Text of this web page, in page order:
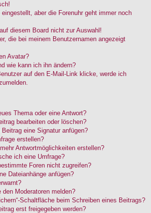
eingestellt, aber die Forenuhr geht immer noch
diesem Board nicht zur Auswahl!
die bei meinem Benutzernamen angezeigt
Avatar?
wie kann ich ihn ändern?
auf den E-Mail-Link klicke, werde ich
Thema oder eine Antwort?
bearbeiten oder löschen?
eine Signatur anfügen?
erstellen?
Antwortmöglichkeiten erstellen?
ich eine Umfrage?
Foren nicht zugreifen?
Dateianhänge anfügen?
Moderatoren melden?
Schaltfläche beim Schreiben eines Beitrags?
erst freigegeben werden?